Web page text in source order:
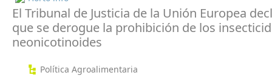
El Tribunal de Justicia de la Unión Europea
que se derogue la prohibición de los
neonicotinoides
Política Agroalimentaria